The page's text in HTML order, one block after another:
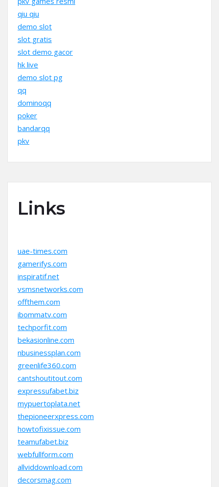
qiu qiu
demo slot
slot gratis
slot demo gacor
hk live
demo slot pg
qq
dominoqq
poker
bandarqq
pkv
Links
uae-times.com
gamerifys.com
inspiratif.net
vsmsnetworks.com
offthem.com
ibommatv.com
techporfit.com
bekasionline.com
nbusinessplan.com
greenlife360.com
cantshoutitout.com
expressufabet.biz
mypuertoplata.net
thepioneerxpress.com
howtofixissue.com
teamufabet.biz
webfullform.com
allviddownload.com
decorsmag.com